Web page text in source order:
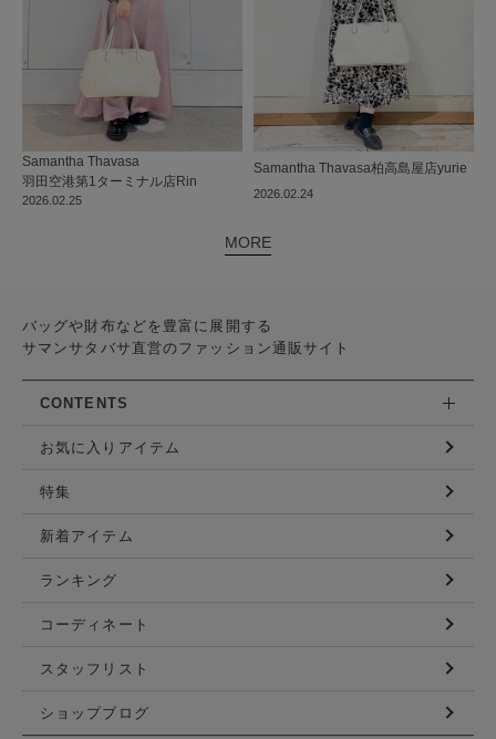
2026.02.25
Samantha Thavasa
羽田空港第1ターミナル店Rin
2026.02.24
Samantha Thavasa柏高島屋店yurie
MORE
バッグや財布などを豊富に展開する
サマンサタバサ直営のファッション通販サイト
CONTENTS
お気に入りアイテム
特集
新着アイテム
ランキング
コーディネート
スタッフリスト
ショップブログ